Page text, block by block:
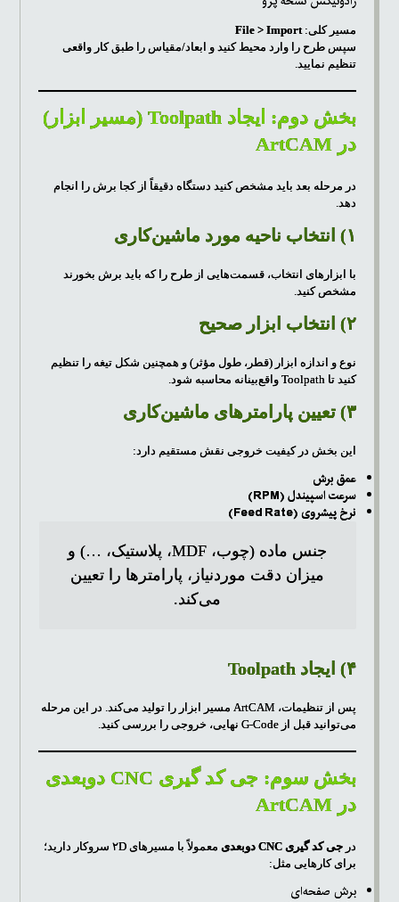
مسیر کلی:File > Import
سپس طرح را وارد محیط کنید و ابعاد/مقیاس را طبق کار واقعی
تنظیم نمایید.
بخش دوم: ایجاد Toolpath (مسیر ابزار)
در ArtCAM
در مرحله بعد باید مشخص کنید دستگاه دقیقاً از کجا برش را انجام
دهد.
۱) انتخاب ناحیه مورد ماشین‌کاری
با ابزارهای انتخاب، قسمت‌هایی از طرح را که باید برش بخورند
مشخص کنید.
۲) انتخاب ابزار صحیح
نوع و اندازه ابزار (قطر، طول مؤثر) و همچنین شکل تیغه را تنظیم
کنید تا Toolpath واقع‌بینانه محاسبه شود.
۳) تعیین پارامترهای ماشین‌کاری
این بخش در کیفیت خروجی نقش مستقیم دارد:
عمق برش
سرعت اسپیندل (RPM)
نرخ پیشروی (Feed Rate)
جنس ماده (چوب، MDF، پلاستیک، …) و
میزان دقت موردنیاز، پارامترها را تعیین
می‌کند.
۴) ایجاد Toolpath
پس از تنظیمات، ArtCAM مسیر ابزار را تولید می‌کند. در این مرحله
می‌توانید قبل از G-Code نهایی، خروجی را بررسی کنید.
بخش سوم: جی کد گیری CNC دوبعدی
در ArtCAM
درجی کد گیری CNC دوبعدی
معمولاً با مسیرهای ۲D سروکار دارید؛
برای کارهایی مثل:
برش صفحه‌ای